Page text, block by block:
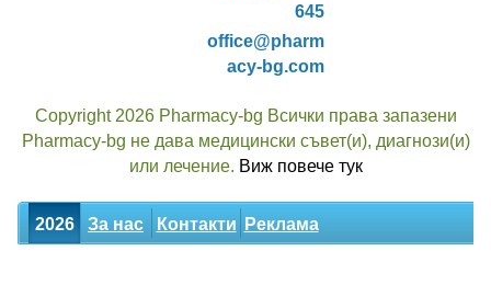
645
office@pharm
acy-bg.com
Copyright 2026 Pharmacy-bg Всички права запазени
Pharmacy-bg не дава медицински съвет(и), диагнози(и)
или лечение. Виж повече тук
2026 За нас Контакти Реклама